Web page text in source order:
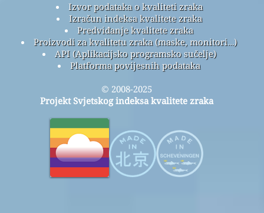
Izvor podataka o kvaliteti zraka
Izračun indeksa kvalitete zraka
Predviđanje kvalitete zraka
Proizvodi za kvalitetu zraka (maske, monitori…)
API (Aplikacijsko programsko sučelje)
Platforma povijesnih podataka
© 2008-2025
Projekt Svjetskog indeksa kvalitete zraka